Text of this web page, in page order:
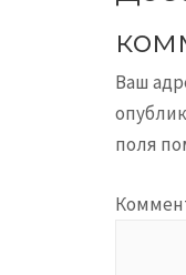
Ваш
поля